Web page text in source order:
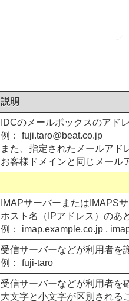
説明
IDCのメールボックスのアド
例：fuji.taro@beat.co.jp
また、指定されたメールアド
お客様ドメインと同じメール
IMAPサーバーまたはIMAPS
ホスト名（IPアドレス）のあ
例： imap.example.co.jp ,
受信サーバーなどが利用者を
例： fuji-taro
受信サーバーなどが利用者を
大文字と小文字が区別される